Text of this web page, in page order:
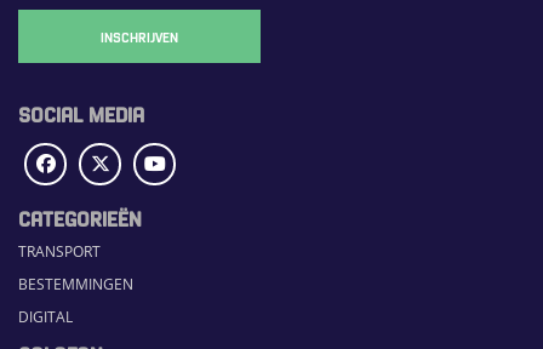
INSCHRIJVEN
SOCIAL MEDIA
CATEGORIEËN
TRANSPORT
BESTEMMINGEN
DIGITAL